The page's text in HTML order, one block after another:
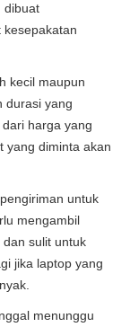
dibuat
kesepakatan
kecil maupun
durasi yang
harga yang
yang diminta akan
untuk
mengambil
sulit untuk
jika laptop yang
menunggu